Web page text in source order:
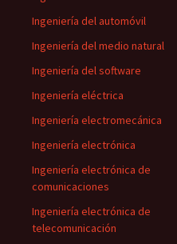
Ingeniería del automóvil
Ingeniería del medio natural
Ingeniería del software
Ingeniería eléctrica
Ingeniería electromecánica
Ingeniería electrónica
Ingeniería electrónica de
comunicaciones
Ingeniería electrónica de
telecomunicación